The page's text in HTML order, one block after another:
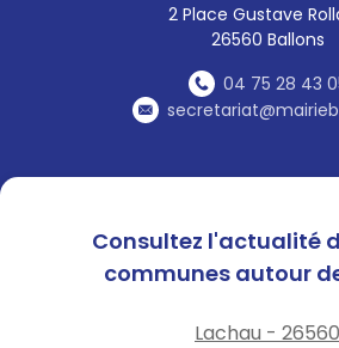
2 Place Gustave
26560 Ballons
04 75 28 43
Consultez l'actualité
communes autour
Lachau - 26560